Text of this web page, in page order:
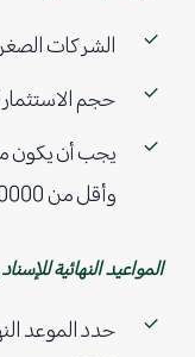
الشركات
حجم الاستثمار لا يتجاوز
وأقل من 2000000 يورو.
المواعيد النهائية